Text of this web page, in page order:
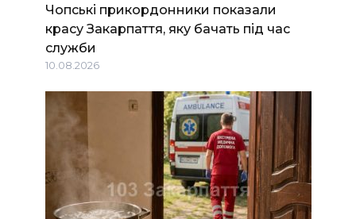
Чопські прикордонники показали
красу Закарпаття, яку бачать під час
служби
10.08.2026